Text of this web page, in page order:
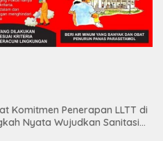
Komitmen Penerapan LLTT di
Nyata Wujudkan Sanitasi